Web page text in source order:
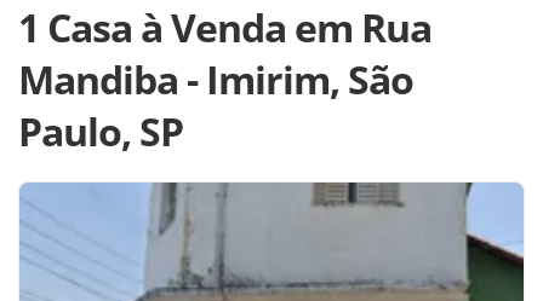
1 Casa à Venda em Rua
Mandiba - Imirim, São
Paulo, SP